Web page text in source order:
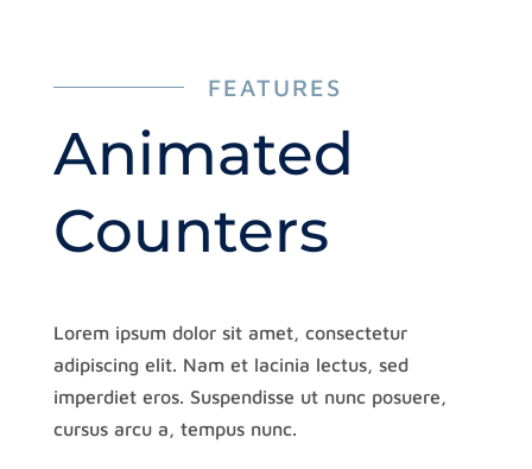
FEATURES
Animated
Counters
Lorem ipsum dolor sit amet, consectetur
adipiscing elit. Nam et lacinia lectus, sed
imperdiet eros. Suspendisse ut nunc posuere,
cursus arcu a, tempus nunc.